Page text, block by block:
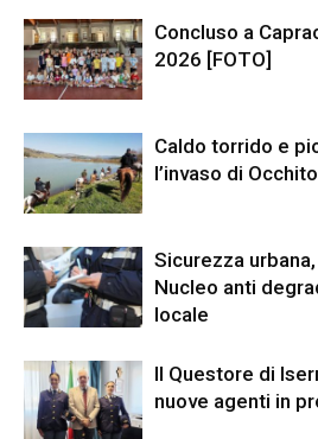
Concluso a
2026 [FOTO]
Caldo torrido e
l’invaso di Occhito
Sicurezza
Nucleo anti
locale
Il Questore di
nuove agenti in